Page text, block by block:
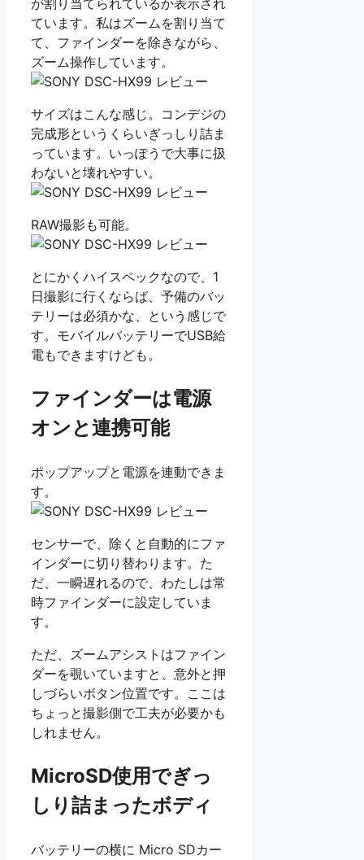
が割り当てられているか表示され
ています。私はズームを割り当て
て、ファインダーを除きながら、
ズーム操作しています。
サイズはこんな感じ。コンデジの
完成形というくらいぎっしり詰ま
っています。いっぽうで大事に扱
わないと壊れやすい。
RAW撮影も可能。
とにかくハイスペックなので、1
日撮影に行くならば、予備のバッ
テリーは必須かな、という感じで
す。モバイルバッテリーでUSB給
電もできますけども。
ファインダーは電源
オンと連携可能
ポップアップと電源を連動できま
す。
センサーで、除くと自動的にファ
インダーに切り替わります。た
だ、一瞬遅れるので、わたしは常
時ファインダーに設定していま
す。
ただ、ズームアシストはファイン
ダーを覗いていますと、意外と押
しづらいボタン位置です。ここは
ちょっと撮影側で工夫が必要かも
しれません。
MicroSD使用でぎっ
しり詰まったボディ
バッテリーの横に Micro SDカー